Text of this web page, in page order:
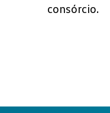
consórcio.